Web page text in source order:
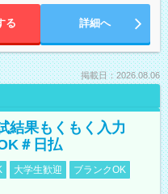
る 詳細へ
掲載日：2026.08.06
結果もくもく入力
＃日払
大学生歓迎
ブランクOK